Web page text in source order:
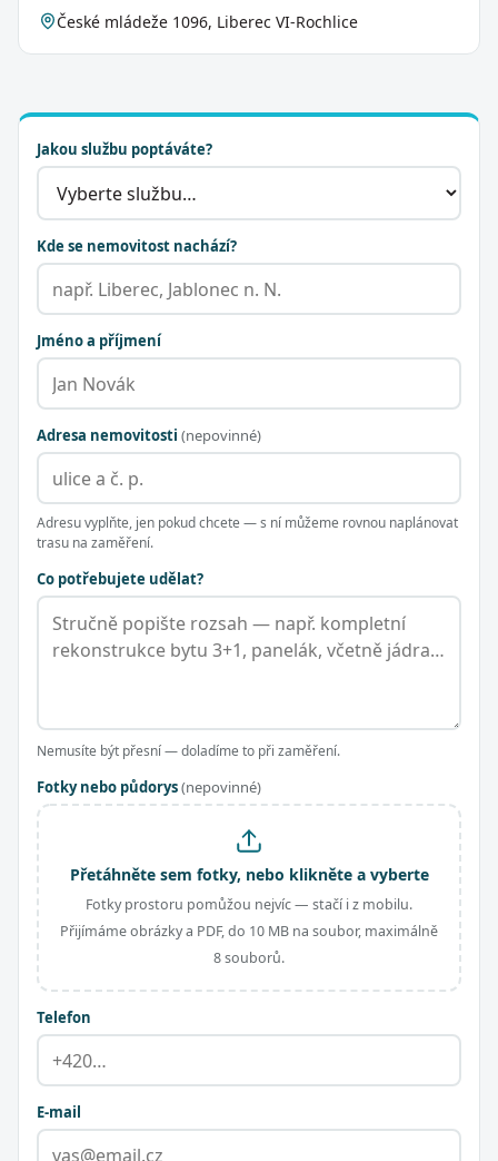
České mládeže 1096, Liberec VI-Rochlice
Jakou službu poptáváte?
Kde se nemovitost nachází?
Jméno a příjmení
Adresa nemovitosti (nepovinné)
Adresu vyplňte, jen pokud chcete — s ní můžeme rovnou naplánovat
trasu na zaměření.
Co potřebujete udělat?
Nemusíte být přesní — doladíme to při zaměření.
Fotky nebo půdorys(nepovinné)
Přetáhněte sem fotky, nebo klikněte a vyberte
Fotky prostoru pomůžou nejvíc — stačí i z mobilu.
Přijímáme obrázky a PDF, do 10 MB na soubor, maximálně
8 souborů.
Telefon
E-mail